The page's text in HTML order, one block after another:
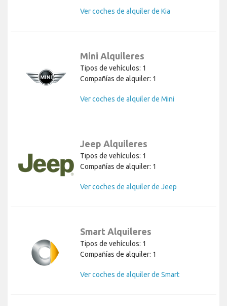
Ver coches de alquiler de Kia
Mini Alquileres
Tipos de vehículos: 1
Compañías de alquiler: 1
Ver coches de alquiler de Mini
Jeep Alquileres
Tipos de vehículos: 1
Compañías de alquiler: 1
Ver coches de alquiler de Jeep
Smart Alquileres
Tipos de vehículos: 1
Compañías de alquiler: 1
Ver coches de alquiler de Smart